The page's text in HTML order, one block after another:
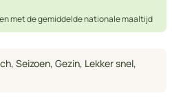
met de gemiddelde nationale maaltijd
, Seizoen, Gezin, Lekker snel,